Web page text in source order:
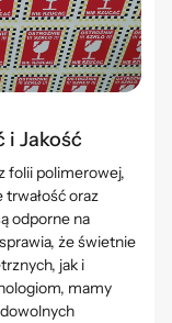
i Jakość
folii polimerowej,
oraz
odporne na
że świetnie
jak i
mamy